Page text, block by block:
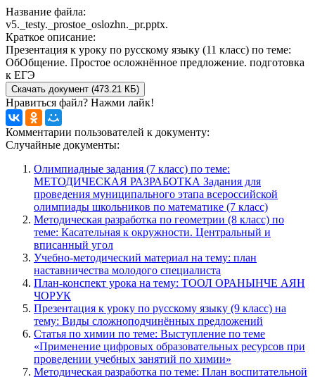
Название файла:
v5._testy._prostoe_oslozhn._pr.pptx.
Краткое описание:
Презентация к уроку по русскому языку (11 класс) по теме:
ОбОбщение. Простое осложнённое предложение. подготовка
к ЕГЭ
Скачать документ (473.21 КБ)
Нравиться файл? Нажми лайк!
Комментарии пользователей к документу:
Случайные документы:
Олимпиадные задания (7 класс) по теме:
МЕТОДИЧЕСКАЯ РАЗРАБОТКА Задания для
проведения муниципального этапа всероссийской
олимпиады школьников по математике (7 класс)
Методическая разработка по геометрии (8 класс) по
теме: Касательная к окружности. Центральный и
вписанный угол
Учебно-методический материал на тему: план
наставничества молодого специалиста
План-конспект урока на тему: ТООЛ ОРАНЫНЧЕ АЯН
ЧОРУК
Презентация к уроку по русскому языку (9 класс) на
тему: Виды сложноподчинённых предложений
Статья по химии по теме: Выступление по теме
«Применение цифровых образовательных ресурсов при
проведении учебных занятий по химии»
Методическая разработка по теме: План воспитательной